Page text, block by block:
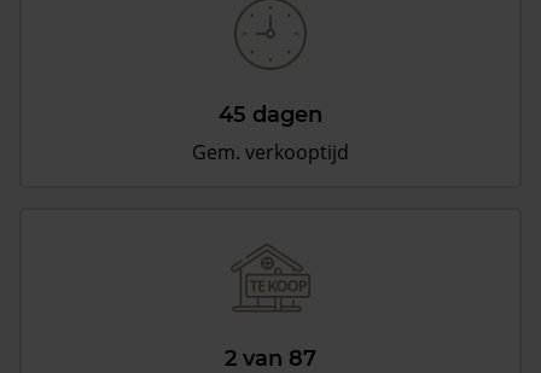
45 dagen
Gem. verkooptijd
2 van 87